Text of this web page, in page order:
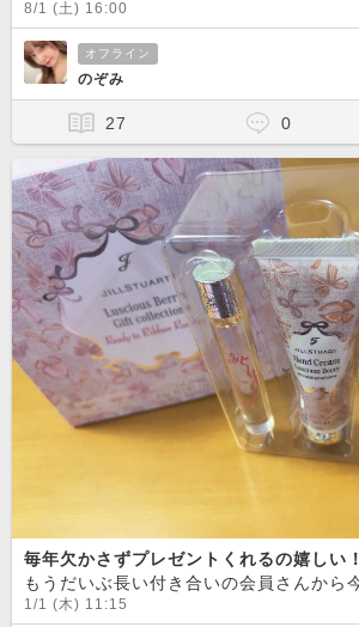
8/1 (土) 16:00
オフライン
のぞみ
27 0
毎年欠かさずプレゼントくれるの嬉しい！
1/1 (木) 11:15